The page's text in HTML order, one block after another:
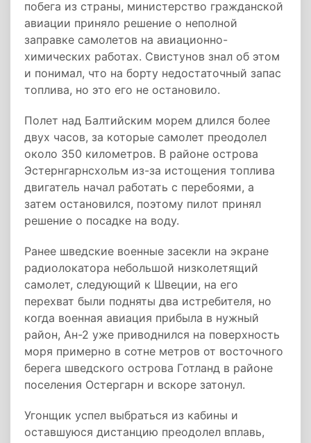
побега из страны, министерство гражданской
авиации приняло решение о неполной
заправке самолетов на авиационно-
химических работах. Свистунов знал об этом
и понимал, что на борту недостаточный запас
топлива, но это его не остановило.
Полет над Балтийским морем длился более
двух часов, за которые самолет преодолел
около 350 километров. В районе острова
Эстернгарнсхольм из-за истощения топлива
двигатель начал работать с перебоями, а
затем остановился, поэтому пилот принял
решение о посадке на воду.
Ранее шведские военные засекли на экране
радиолокатора небольшой низколетящий
самолет, следующий к Швеции, на его
перехват были подняты два истребителя, но
когда военная авиация прибыла в нужный
район, Ан-2 уже приводнился на поверхность
моря примерно в сотне метров от восточного
берега шведского острова Готланд в районе
поселения Остергарн и вскоре затонул.
Угонщик успел выбраться из кабины и
оставшуюся дистанцию преодолел вплавь,